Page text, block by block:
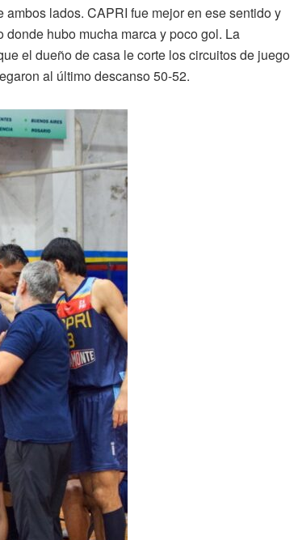
lados. CAPRI fue mejor en ese sentido y
hubo mucha marca y poco gol. La
el dueño de casa le corte los circuitos de juego
al último descanso 50-52.